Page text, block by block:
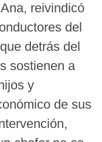
reivindicó
del
detrás del
sostienen a
y
de sus